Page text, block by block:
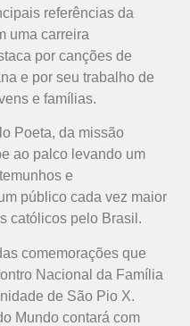
referências da
uma carreira
por canções de
e por seu trabalho de
e famílias.
Poeta, da missão
ao palco levando um
e
público cada vez maior
católicos pelo Brasil.
comemorações que
Nacional da Família
de São Pio X.
Mundo contará com